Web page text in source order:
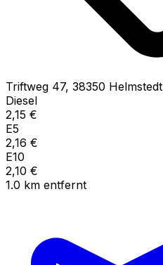
Triftweg 47, 38350 Helmstedt
Diesel
2,15 €
E5
2,16 €
E10
2,10 €
1.0 km entfernt